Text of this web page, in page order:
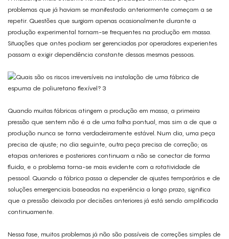
problemas que já haviam se manifestado anteriormente começam a se
repetir. Questões que surgiam apenas ocasionalmente durante a
produção experimental tornam-se frequentes na produção em massa.
Situações que antes podiam ser gerenciadas por operadores experientes
passam a exigir dependência constante dessas mesmas pessoas.
Quando muitas fábricas atingem a produção em massa, a primeira
pressão que sentem não é a de uma falha pontual, mas sim a de que a
produção nunca se torna verdadeiramente estável. Num dia, uma peça
precisa de ajuste; no dia seguinte, outra peça precisa de correção; as
etapas anteriores e posteriores continuam a não se conectar de forma
fluida, e o problema torna-se mais evidente com a rotatividade de
pessoal. Quando a fábrica passa a depender de ajustes temporários e de
soluções emergenciais baseadas na experiência a longo prazo, significa
que a pressão deixada por decisões anteriores já está sendo amplificada
continuamente.
Nessa fase, muitos problemas já não são passíveis de correções simples de